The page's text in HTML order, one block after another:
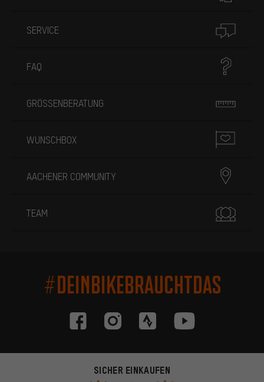
SERVICE
FAQ
GRÖSSENBERATUNG
WUNSCHBOX
AACHENER COMMUNITY
TEAM
#DEINBIKEBRAUCHTDAS
SICHER EINKAUFEN